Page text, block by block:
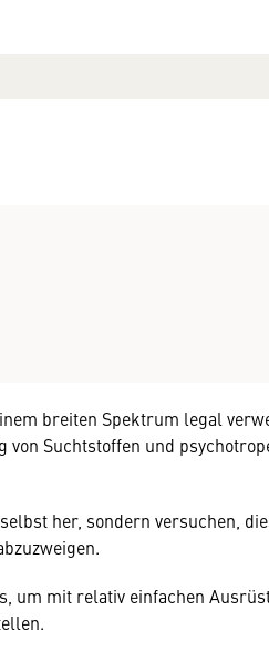
breiten Spektrum legal
Suchtstoffen und
her, sondern versuchen,
um mit relativ einfachen